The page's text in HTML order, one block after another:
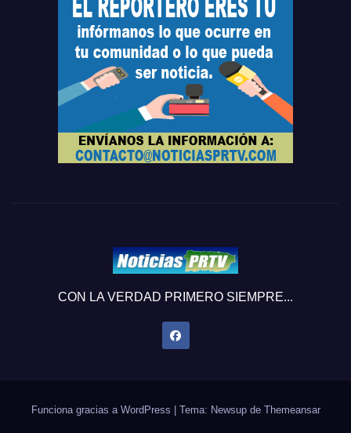
CON LA VERDAD PRIMERO SIEMPRE...
Funciona gracias a WordPress Tema: Newsup de Themeansar